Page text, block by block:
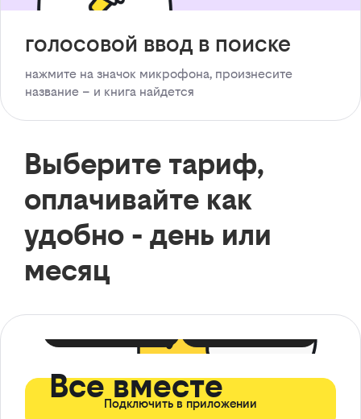
голосовой ввод в поиске
нажмите на значок микрофона, произнесите
название – и книга найдется
Выберите тариф,
оплачивайте как
удобно - день или
месяц
Все вместе
Подключить в приложении